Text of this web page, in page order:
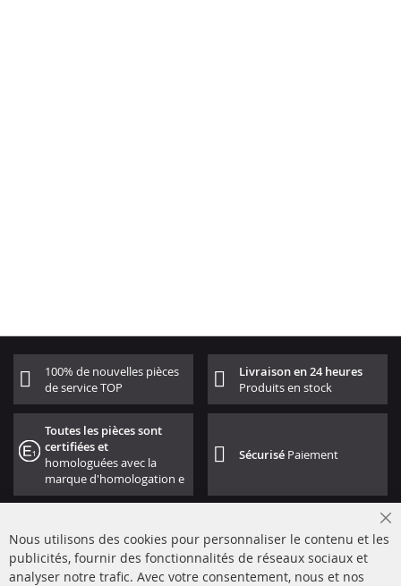
100% de nouvelles pièces
de service TOP
Livraison en 24 heures
Produits en stock
Toutes les pièces sont
certifiées et
homologuées avec la
marque d'homologation e
Sécurisé Paiement
Nous utilisons des cookies pour personnaliser le contenu et les
publicités, fournir des fonctionnalités de réseaux sociaux et
analyser notre trafic. Avec votre consentement, nous et nos